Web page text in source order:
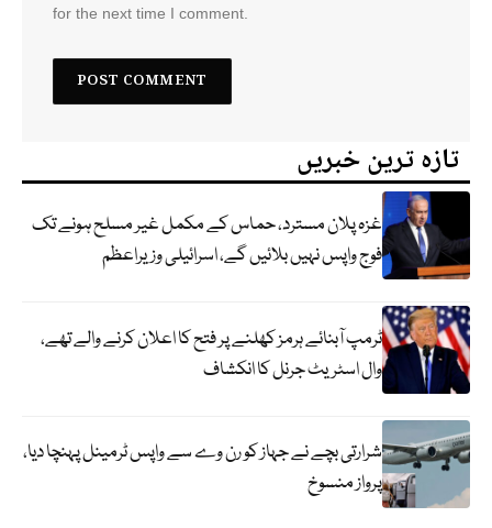
for the next time I comment.
تازہ ترین خبریں
غزہ پلان مسترد، حماس کے مکمل غیر مسلح ہونے تک
فوج واپس نہیں بلائیں گے، اسرائیلی وزیراعظم
ٹرمپ آبنائے ہرمز کھلنے پر فتح کا اعلان کرنے والے تھے،
وال اسٹریٹ جرنل کا انکشاف
شرارتی بچے نے جہاز کو رن وے سے واپس ٹرمینل پہنچا دیا،
پرواز منسوخ